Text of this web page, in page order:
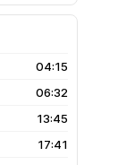
04:15
06:32
13:45
17:41